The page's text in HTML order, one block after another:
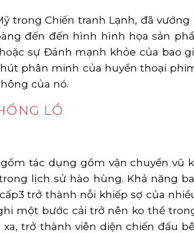
trong Chiến tranh Lạnh, đã vướng
đến đến hình hình họa sản
sự Đánh mạnh khỏe của bao
phân minh của huyền thoại
của nó.
LỒ
tác dụng gồm vận chuyển vũ
lịch sử hào hùng. Khả năng
trở thành nỗi khiếp sợ của
một bước cải trở nên ko thể
trở thành viên diện chiến đấu